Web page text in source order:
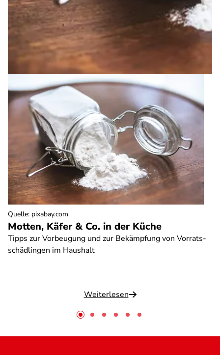
Motten, Käfer & Co. in der Küche
Tipps zur Vorbeugung und zur Bekämpfung von Vorrats-
schädlingen im Haushalt
Weiterlesen
Quelle: pixabay.com